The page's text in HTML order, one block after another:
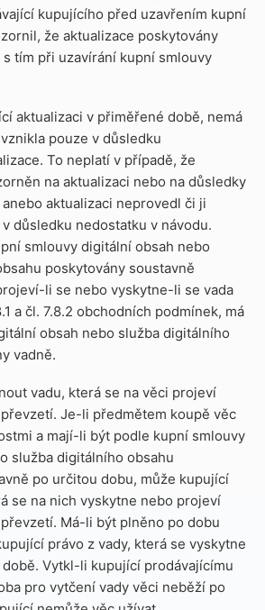
kupujícího před uzavřením kupní
že aktualizace poskytovány
tím při uzavírání kupní smlouvy
aktualizaci v přiměřené době, nemá
pouze v důsledku
To neplatí v případě, že
na aktualizaci nebo na důsledky
aktualizaci neprovedl či ji
důsledku nedostatku v návodu.
smlouvy digitální obsah nebo
poskytovány soustavně
li se nebo vyskytne-li se vada
a čl. 7.8.2 obchodních podmínek, má
obsah nebo služba digitálního
vadně.
vadu, která se na věci projeví
Je-li předmětem koupě věc
a mají-li být podle kupní smlouvy
služba digitálního obsahu
po určitou dobu, může kupující
se na nich vyskytne nebo projeví
Má-li být plněno po dobu
právo z vady, která se vyskytne
Vytkl-li kupující prodávajícímu
pro vytčení vady věci neběží po